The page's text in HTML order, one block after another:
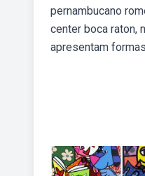
pernambucano
center boca raton,
apresentam